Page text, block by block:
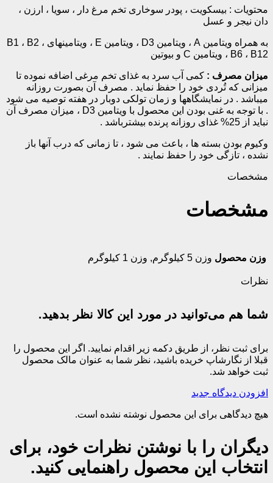
محتویات : بیسکویت ، پودر سوخاری تخم مرغ دار ، سویا ، ارزن ،
دان نیجر و عسل
به همراه ویتامین A ، ویتامین D3 ، ویتامین E ، ویتامینهای B1 ، B2 ،
B6 ، B12 ، ویتامین C و بیوتین
میزان مصرف : کمی آب سرد به غذای تخم مرغی اضافه نموده تا
میزانی که تُردی خود را حفظ نماید . مصرف آن بصورت روزانه
میباشد . در نمایشگاهها و زمان تولکی دوبار در هفته توصیه می شود
. با توجه به غنی بودن این محصول با ویتامین D3 ، میزان مصرف آن
نباید از 25% غذای روزانه پرنده بیشترباشد .
وکیوم بودن بسته ها ، باعث می شود ، تا زمانی که درب آنها باز
نشده ، تازگی خود را حفظ نمایند .
مشخصات
مشخصات
وزن محصول وزن 5 کیلوگرم , وزن 1 کیلوگرم
نظرات
شما هم می‌توانید در مورد این کالا نظر بدهید.
برای ثبت نظر، از طریق دکمه زیر اقدام نمایید. اگر این محصول را
قبلا از نگارشاپ خریده باشید، نظر شما به عنوان مالک محصول
ثبت خواهد شد.
افزودن دیدگاه جدید
هیچ دیدگاهی برای این محصول نوشته نشده است.
دیگران را با نوشتن نظرات خود، برای
انتخاب این محصول راهنمایی کنید.